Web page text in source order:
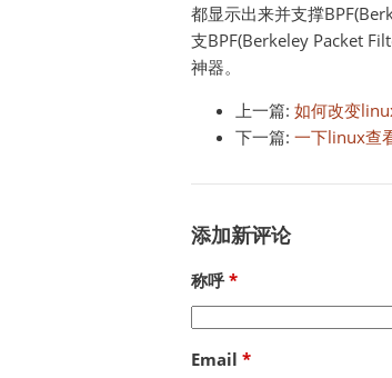
都显示出来并支撑
支BPF(Berkeley Packet
神器。
上一篇: 如何改变
下一篇: 一下linux查
添加新评论
称呼
Email